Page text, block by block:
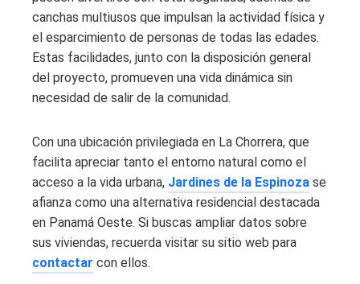
canchas multiusos que impulsan la actividad física y
el esparcimiento de personas de todas las edades.
Estas facilidades, junto con la disposición general
del proyecto, promueven una vida dinámica sin
necesidad de salir de la comunidad.
Con una ubicación privilegiada en La Chorrera, que
facilita apreciar tanto el entorno natural como el
acceso a la vida urbana, Jardines de la Espinoza se
afianza como una alternativa residencial destacada
en Panamá Oeste. Si buscas ampliar datos sobre
sus viviendas, recuerda visitar su sitio web para
contactar con ellos.